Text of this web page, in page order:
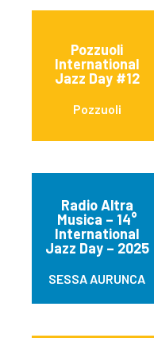
Pozzuoli
International
Jazz Day #12
Pozzuoli
Radio Altra
Musica – 14°
International
Jazz Day – 2025
SESSA AURUNCA